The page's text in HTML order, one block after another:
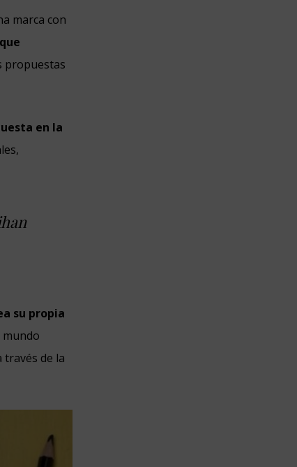
marca con
propuestas
en la
su propia
mundo
través de la